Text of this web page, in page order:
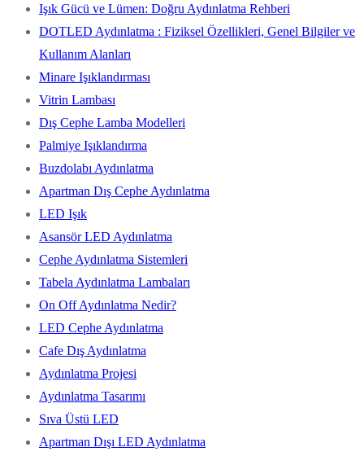
Işık Gücü ve Lümen: Doğru Aydınlatma Rehberi
DOTLED Aydınlatma : Fiziksel Özellikleri, Genel Bilgiler ve
Kullanım Alanları
Minare Işıklandırması
Vitrin Lambası
Dış Cephe Lamba Modelleri
Palmiye Işıklandırma
Buzdolabı Aydınlatma
Apartman Dış Cephe Aydınlatma
LED Işık
Asansör LED Aydınlatma
Cephe Aydınlatma Sistemleri
Tabela Aydınlatma Lambaları
On Off Aydınlatma Nedir?
LED Cephe Aydınlatma
Cafe Dış Aydınlatma
Aydınlatma Projesi
Aydınlatma Tasarımı
Sıva Üstü LED
Apartman Dışı LED Aydınlatma